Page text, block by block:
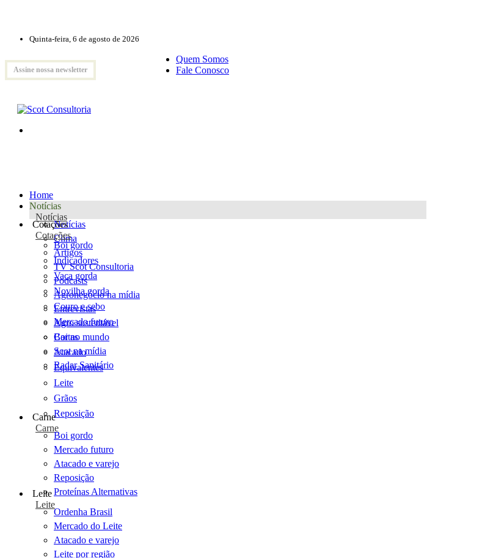
Quinta-feira, 6 de agosto de 2026
Assine nossa newsletter
Quem Somos
Fale Conosco
Home
Notícias
Notícias
Notícias
Clima
Artigos
TV Scot Consultoria
Podcasts
Agronegócio na mídia
Entrevistas
Agro sustentável
Cartas
Scot na mídia
Radar Sanitário
Cotações
Cotações
Boi gordo
Indicadores
Vaca gorda
Novilha gorda
Couro e sebo
Mercado futuro
Boi no mundo
Atacado
Equivalentes
Leite
Grãos
Reposição
Carne
Carne
Boi gordo
Mercado futuro
Atacado e varejo
Reposição
Proteínas Alternativas
Leite
Leite
Ordenha Brasil
Mercado do Leite
Atacado e varejo
Leite por região